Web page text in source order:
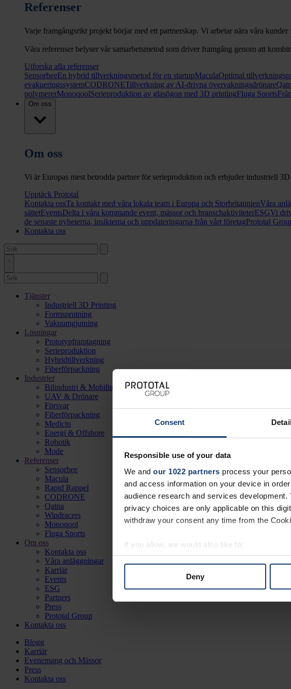
Consent
Responsible use of your data
We and our 1022 partners process your
and access information on your device in
audience research and services
privacy choices are only applicable on this
withdraw your consent any time from the
If you allow, we would also like to:
Collect information about your
Deny
Referenser
Varje framgångsrikt projekt börjar med ett partnerskap. Vi arbetar nära våra
Våra referenser belyser vår samarbetsmetod som driver framgång genom att
Utforska alla referenser
SensorbeeEn hybrid tillverkningsmetod för en startupMaculaOptimal
evakueringssystemCODRONETillverkning av AI-drivna övervakningsdrönare
polymererMonoqoolSerieproduktion av glasögon med 3D printingFluga Sports
Om oss
Om oss
Vi är Europas mest betrodda partner för serieproduktion och erbjuder industriell
Upptäck Prototal
Kontakta ossTa kontakt med våra lokala team i Europa och StorbritannienVåra
sättetEventsDelta i våra kommande event, mässor och branschaktiviteterESGVi
de senaste nyheterna, insikterna och uppdateringarna från vårt företagPrototal
Kontakta oss
Tjänster
Industriell 3D Printing
Formsprutning
Vakuumgjutning
Lösningar
Prototypframtagning
Serieproduktion
Hybridtillverkning
Fiberförpackning
Industrier
Bilindustri & Mobilitet
UAV & Drönare
Försvar
Fiberförpackning
Medicin
Energi & Offshore
Robotik
Mode
Referenser
Sensorbee
Macula
Rapid Rappel
CODRONE
Qatna
Windracers
Monoqool
Fluga Sports
Om oss
Kontakta oss
Våra anläggningar
Karriär
Events
ESG
Partners
Press
Prototal Group
Kontakta oss
Blogg
Karriär
Evenemang och Mässor
Press
Kontakta oss